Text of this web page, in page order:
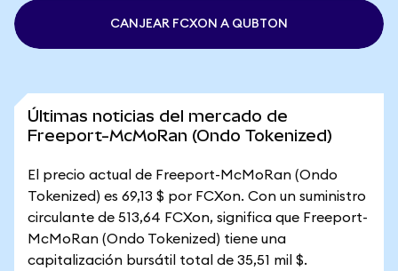
CANJEAR FCXON A QUBTON
Últimas noticias del mercado de
Freeport-McMoRan (Ondo Tokenized)
El precio actual de Freeport-McMoRan (Ondo
Tokenized) es 69,13 $ por FCXon. Con un suministro
circulante de 513,64 FCXon, significa que Freeport-
McMoRan (Ondo Tokenized) tiene una
capitalización bursátil total de 35,51 mil $.